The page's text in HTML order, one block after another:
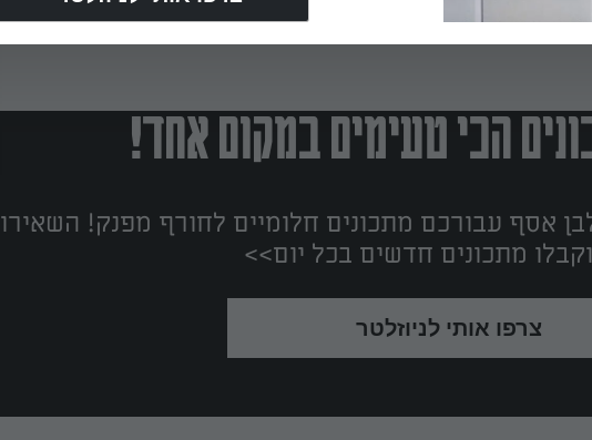
הכי טעימים במקום אחד!
אסף עבורכם מתכונים חלומיים לחורף מפנק! השאירו
מתכונים חדשים בכל יום>>
צרפו אותי לניוזלטר